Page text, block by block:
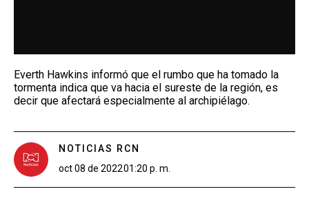
Everth Hawkins informó que el rumbo que ha tomado la
tormenta indica que va hacia el sureste de la región, es
decir que afectará especialmente al archipiélago.
NOTICIAS RCN
oct 08 de 202201:20 p. m.